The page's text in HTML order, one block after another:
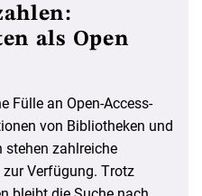
als Open
Fülle an Open-Access-
von Bibliotheken und
stehen zahlreiche
Verfügung. Trotz